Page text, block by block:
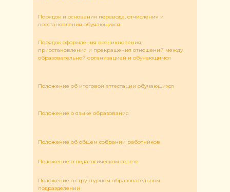
Положение о педагогическом совете
Положение об общем собрании работников
Положение о языке образования
Порядок оформления возникновения,
приостановления и прекращения отношений между
образовательной организацией и обучающимся
Порядок и основания перевода, отчисления и
восстановления обучающихся
Положение об итоговой аттестации обучающихся
Положение о структурном образовательном
подразделении